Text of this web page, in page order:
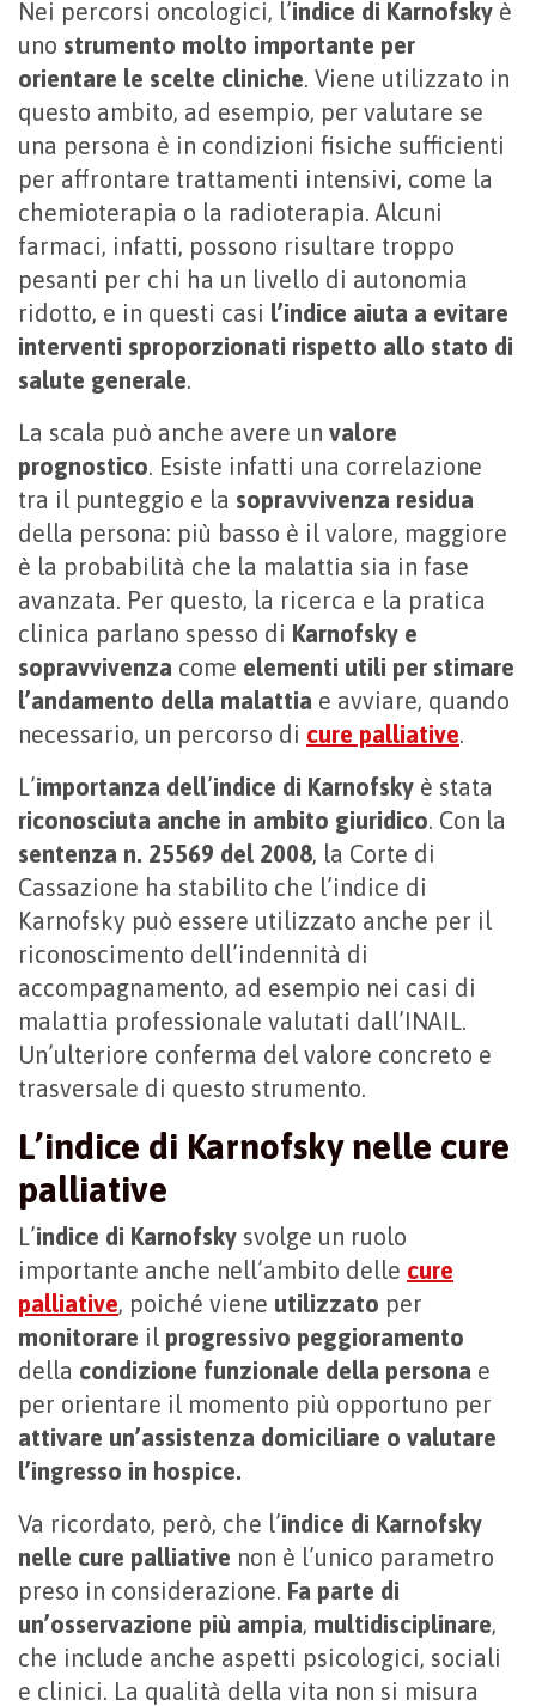
Nei percorsi oncologici, l’indice di Karnofsky è
uno strumento molto importante per
orientare le scelte cliniche. Viene utilizzato in
questo ambito, ad esempio, per valutare se
una persona è in condizioni fisiche sufficienti
per affrontare trattamenti intensivi, come la
chemioterapia o la radioterapia. Alcuni
farmaci, infatti, possono risultare troppo
pesanti per chi ha un livello di autonomia
ridotto, e in questi casi l’indice aiuta a evitare
interventi sproporzionati rispetto allo stato di
salute generale.
La scala può anche avere un valore
prognostico. Esiste infatti una correlazione
tra il punteggio e la sopravvivenza residua
della persona: più basso è il valore, maggiore
è la probabilità che la malattia sia in fase
avanzata. Per questo, la ricerca e la pratica
clinica parlano spesso di Karnofsky e
sopravvivenza come elementi utili per stimare
l’andamento della malattia e avviare, quando
necessario, un percorso di cure palliative.
L’importanza dell’indice di Karnofsky è stata
riconosciuta anche in ambito giuridico. Con la
sentenza n. 25569 del 2008, la Corte di
Cassazione ha stabilito che l’indice di
Karnofsky può essere utilizzato anche per il
riconoscimento dell’indennità di
accompagnamento, ad esempio nei casi di
malattia professionale valutati dall’INAIL.
Un’ulteriore conferma del valore concreto e
trasversale di questo strumento.
L’indice di Karnofsky nelle cure
palliative
L’indice di Karnofsky svolge un ruolo
importante anche nell’ambito delle cure
palliative, poiché viene utilizzato per
monitorare il progressivo peggioramento
della condizione funzionale della persona e
per orientare il momento più opportuno per
attivare un’assistenza domiciliare o valutare
l’ingresso in hospice.
Va ricordato, però, che l’indice di Karnofsky
nelle cure palliative non è l’unico parametro
preso in considerazione. Fa parte di
un’osservazione più ampia, multidisciplinare,
che include anche aspetti psicologici, sociali
e clinici. La qualità della vita non si misura